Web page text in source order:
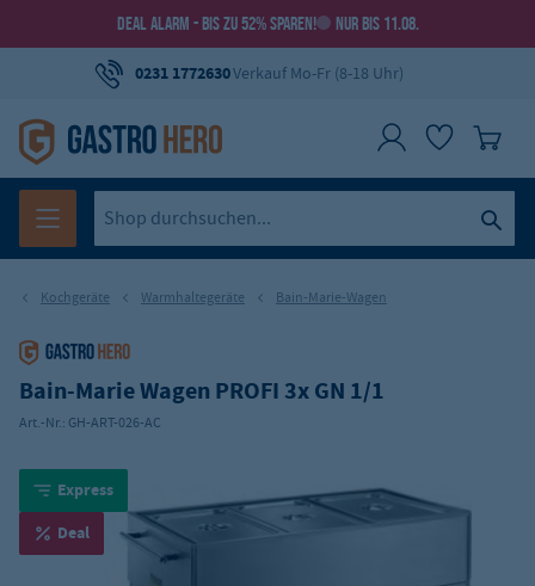
DEAL ALARM - BIS ZU 52% SPAREN! NUR BIS 11.08.
0231 1772630Verkauf Mo-Fr (8-18 Uhr)
Kochgeräte Warmhaltegeräte Bain-Marie-Wagen
Bain-Marie Wagen PROFI 3x GN 1/1
Art.-Nr.: GH-ART-026-AC
Express
Deal